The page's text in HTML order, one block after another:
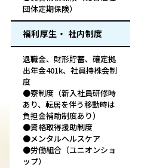
団体定期保険）
福利厚生・ 社内制度
退職金、財形貯蓄、確定拠
出年金401k、社員持株会制
度
●寮制度（新入社員研修時
あり、転居を伴う移動時は
負担金補助制度あり）
●資格取得援助制度
●メンタルヘルスケア
●労働組合（ユニオンショ
ップ）